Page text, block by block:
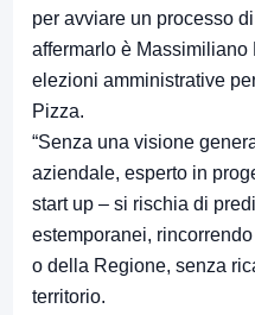
per avviare un processo
affermarlo è
elezioni amministrative
Pizza.
“Senza una visione
aziendale, esperto in
start up – si rischia di
estemporanei,
o della Regione, senza
territorio.